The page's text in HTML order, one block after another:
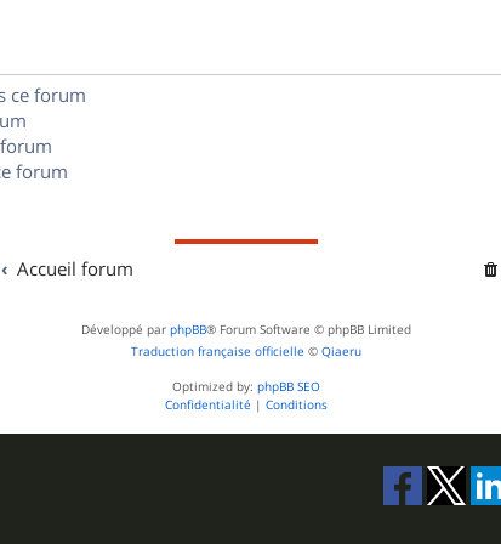
e
ce forum
forum
Accueil forum
Développé par phpBB® Forum Software © phpBB Limited
Traduction française officielle © Qiaeru
Optimized by: phpBB SEO
Confidentialité | Conditions